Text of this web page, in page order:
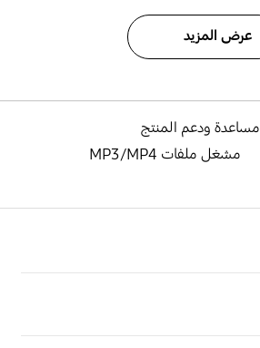
عرض المزيد
مساعدة ودعم المنتج
مشغل ملفات MP3/MP4